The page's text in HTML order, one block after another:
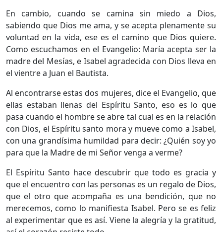
En cambio, cuando se camina sin miedo a Dios,
sabiendo que Dios me ama, y se acepta plenamente su
voluntad en la vida, ese es el camino que Dios quiere.
Como escuchamos en el Evangelio: María acepta ser la
madre del Mesías, e Isabel agradecida con Dios lleva en
el vientre a Juan el Bautista.
Al encontrarse estas dos mujeres, dice el Evangelio, que
ellas estaban llenas del Espíritu Santo, eso es lo que
pasa cuando el hombre se abre tal cual es en la relación
con Dios, el Espíritu santo mora y mueve como a Isabel,
con una grandísima humildad para decir: ¿Quién soy yo
para que la Madre de mi Señor venga a verme?
El Espíritu Santo hace descubrir que todo es gracia y
que el encuentro con las personas es un regalo de Dios,
que el otro que acompaña es una bendición, que no
merecemos, como lo manifiesta Isabel. Pero se es feliz
al experimentar que es así. Viene la alegría y la gratitud,